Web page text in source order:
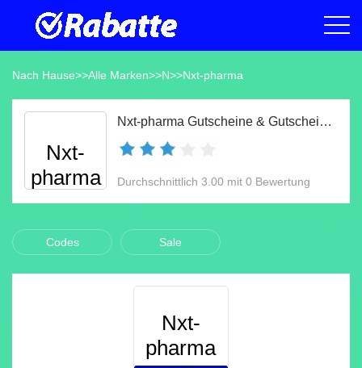
Nach Hause>>Alle Marken>>N>>Nxt-pharma
Nxt-
pharma
Nxt-pharma Gutscheine & Gutscheincodes Aug 2026
Durchschnittlich 3.00 mit 0 Bewertung
Codes Sale
Nxt-
pharma